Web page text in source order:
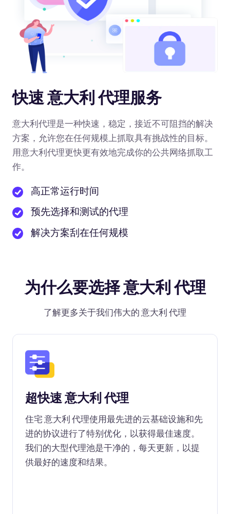
快速 意大利 代理服务
意大利代理是一种快速，稳定，接近不可阻挡的解决
方案，允许您在任何规模上抓取具有挑战性的目标。
用意大利代理更快更有效地完成你的公共网络抓取工
作。
高正常运行时间
预先选择和测试的代理
解决方案刮在任何规模
为什么要选择 意大利 代理
了解更多关于我们伟大的 意大利 代理
超快速 意大利 代理
住宅 意大利 代理使用最先进的云基础设施和先
进的协议进行了特别优化，以获得最佳速度。
我们的大型代理池是干净的，每天更新，以提
供最好的速度和结果。